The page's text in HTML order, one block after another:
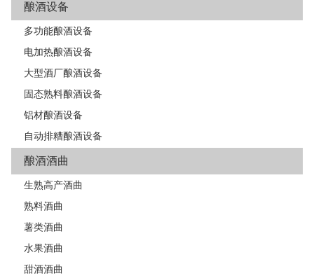
酿酒设备
多功能酿酒设备
电加热酿酒设备
大型酒厂酿酒设备
固态熟料酿酒设备
铝材酿酒设备
自动排糟酿酒设备
酿酒酒曲
生熟高产酒曲
熟料酒曲
薯类酒曲
水果酒曲
甜酒酒曲